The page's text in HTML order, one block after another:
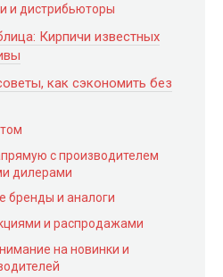
и дистрибьюторы
Кирпичи известных
как сэкономить без
с производителем
дилерами
бренды и аналоги
и распродажами
на новинки и